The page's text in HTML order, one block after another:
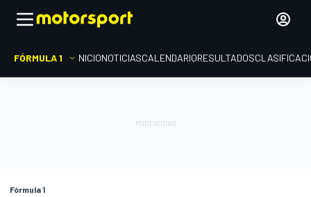
FÓRMULA 1 INICIONOTICIASCALENDARIORESULTADOS
Fórmula 1